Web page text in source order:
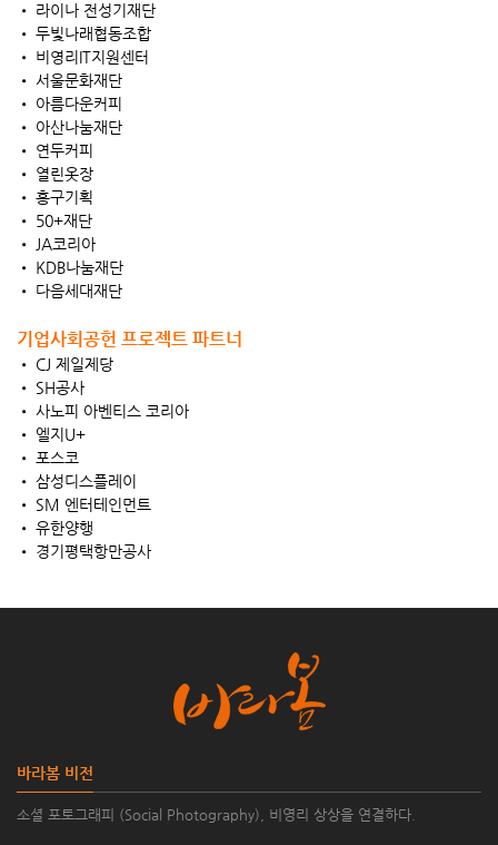
• 라이나 전성기재단
• 두빛나래협동조합
• 비영리IT지원센터
• 서울문화재단
• 아름다운커피
• 아산나눔재단
• 연두커피
• 열린옷장
• 홍구기획
• 50+재단
• JA코리아
• KDB나눔재단
• 다음세대재단
기업사회공헌 프로젝트 파트너
• CJ 제일제당
• SH공사
• 사노피 아벤티스 코리아
• 엘지U+
• 포스코
• 삼성디스플레이
• SM 엔터테인먼트
• 유한양행
• 경기평택항만공사
바라봄 비전
소셜 포토그래피 (Social Photography), 비영리 상상을 연결하다.